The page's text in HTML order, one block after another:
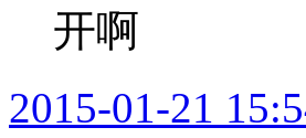
开啊
2015-01-21